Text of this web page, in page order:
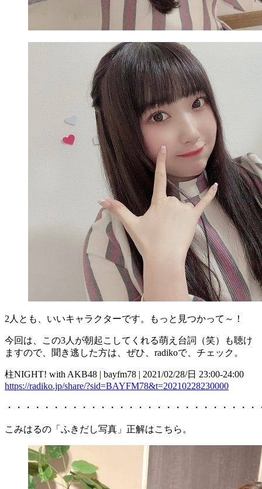
2人とも、いいキャラクターです。もっと見つかって～！
今回は、この3人が朝起こしてくれる萌え台詞（笑）も聴け
ますので、聞き逃した方は、ぜひ、radikoで、チェック。
柱NIGHT! with AKB48 | bayfm78 | 2021/02/28/日 23:00-24:00
https://radiko.jp/share/?sid=BAYFM78&t=20210228230000
・・・・・・・・・・・・・・・・・・・・・・・・・・・
こみはるの「ふきだし写真」正解はこちら。